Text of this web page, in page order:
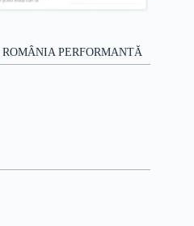
PERFORMANTĂ